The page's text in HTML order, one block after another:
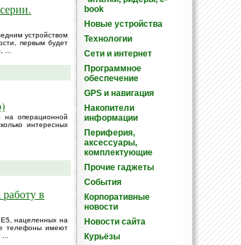
устройством
первым будет
...
на операционной
интересных
в
нацеленных на
телефоны имеют
book
Новые устройства
Технологии
Сети и интернет
Программное
обеспечение
GPS и навигация
Накопители
информации
Периферия,
аксессуары,
комплектующие
Прочие гаджеты
События
Корпоративные
новости
Новости сайта
Курьёзы